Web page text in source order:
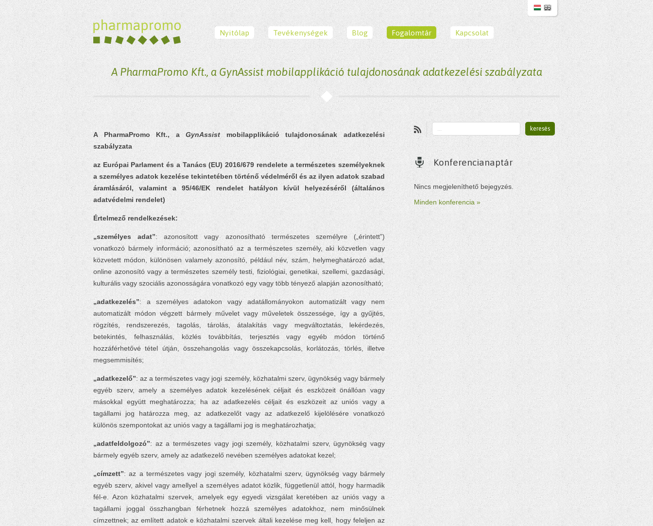
Nyitólap Tevékenységek Blog Fogalomtár Kapcsolat
A PharmaPromo Kft., a GynAssist mobilapplikáció tulajdonosának adatkezelési szabályzata
Konferencianaptár
Nincs megjeleníthető bejegyzés.
Minden konferencia »
APharmaPromo Kft., aGynAssistmobilapplikáció tulajdonosának adatkezelési
szabályzata
az Európai Parlament és a Tanács (EU) 2016/679 rendelete a természetes személyeknek
a személyes adatok kezelése tekintetében történő védelméről és az ilyen adatok szabad
áramlásáról, valamint a 95/46/EK rendelet hatályon kívül helyezéséről (általános
adatvédelmi rendelet)
Értelmező rendelkezések:
„személyes adat”: azonosított vagy azonosítható természetes személyre („érintett”)
vonatkozó bármely információ; azonosítható az a természetes személy, aki közvetlen vagy
közvetett módon, különösen valamely azonosító, például név, szám, helymeghatározó adat,
online azonosító vagy a természetes személy testi, fiziológiai, genetikai, szellemi, gazdasági,
kulturális vagy szociális azonosságára vonatkozó egy vagy több tényező alapján azonosítható;
„adatkezelés”: a személyes adatokon vagy adatállományokon automatizált vagy nem
automatizált módon végzett bármely művelet vagy műveletek összessége, így a gyűjtés,
rögzítés, rendszerezés, tagolás, tárolás, átalakítás vagy megváltoztatás, lekérdezés,
betekintés, felhasználás, közlés továbbítás, terjesztés vagy egyéb módon történő
hozzáférhetővé tétel útján, összehangolás vagy összekapcsolás, korlátozás, törlés, illetve
megsemmisítés;
„adatkezelő”: az a természetes vagy jogi személy, közhatalmi szerv, ügynökség vagy bármely
egyéb szerv, amely a személyes adatok kezelésének céljait és eszközeit önállóan vagy
másokkal együtt meghatározza; ha az adatkezelés céljait és eszközeit az uniós vagy a
tagállami jog határozza meg, az adatkezelőt vagy az adatkezelő kijelölésére vonatkozó
különös szempontokat az uniós vagy a tagállami jog is meghatározhatja;
„adatfeldolgozó”: az a természetes vagy jogi személy, közhatalmi szerv, ügynökség vagy
bármely egyéb szerv, amely az adatkezelő nevében személyes adatokat kezel;
„címzett”: az a természetes vagy jogi személy, közhatalmi szerv, ügynökség vagy bármely
egyéb szerv, akivel vagy amellyel a személyes adatot közlik, függetlenül attól, hogy harmadik
fél-e. Azon közhatalmi szervek, amelyek egy egyedi vizsgálat keretében az uniós vagy a
tagállami joggal összhangban férhetnek hozzá személyes adatokhoz, nem minősülnek
címzettnek; az említett adatok e közhatalmi szervek általi kezelése meg kell, hogy feleljen az